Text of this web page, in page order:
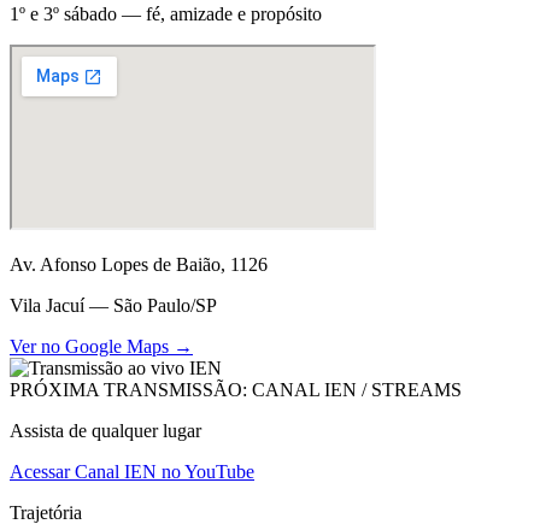
1º e 3º sábado — fé, amizade e propósito
Av. Afonso Lopes de Baião, 1126
Vila Jacuí — São Paulo/SP
Ver no Google Maps →
PRÓXIMA TRANSMISSÃO: CANAL IEN / STREAMS
Assista de qualquer lugar
Acessar Canal IEN no YouTube
Trajetória